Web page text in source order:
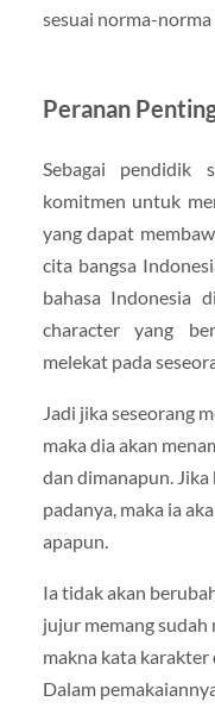
sesuai norma-
Peranan
Sebagai pendidik
komitmen untuk
yang dapat
cita bangsa
bahasa Indonesia
character yang
melekat pada
Jadi jika seseorang
maka dia akan
dan dimanapun.
padanya, maka ia
apapun.
Ia tidak akan
jujur memang sudah
makna kata
Dalam